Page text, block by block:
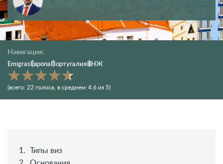
(всего: 22 голоса, в среднем: 4.6 из 5)
Навигация:
EmigrasЕвропа Португалия ВНЖ
Типы виз